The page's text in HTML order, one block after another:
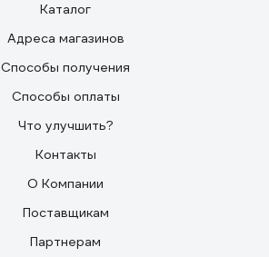
Каталог
Адреса магазинов
Способы получения
Способы оплаты
Что улучшить?
Контакты
О Компании
Поставщикам
Партнерам